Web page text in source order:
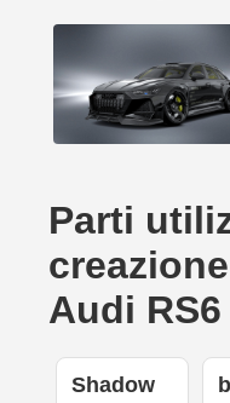
Parti
Audi RS6
Shadow